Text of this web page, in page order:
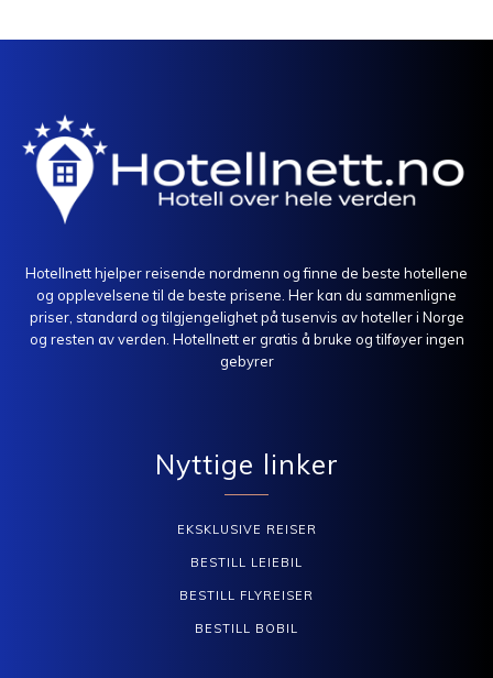
Hotellnett hjelper reisende nordmenn og finne de beste hotellene
og opplevelsene til de beste prisene. Her kan du sammenligne
priser, standard og tilgjengelighet på tusenvis av hoteller i Norge
og resten av verden. Hotellnett er gratis å bruke og tilføyer ingen
gebyrer
Nyttige linker
EKSKLUSIVE REISER
BESTILL LEIEBIL
BESTILL FLYREISER
BESTILL BOBIL